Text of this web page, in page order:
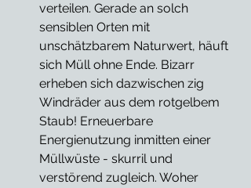
verteilen. Gerade an solch
sensiblen Orten mit
unschätzbarem Naturwert, häuft
sich Müll ohne Ende. Bizarr
erheben sich dazwischen zig
Windräder aus dem rotgelbem
Staub! Erneuerbare
Energienutzung inmitten einer
Müllwüste - skurril und
verstörend zugleich. Woher